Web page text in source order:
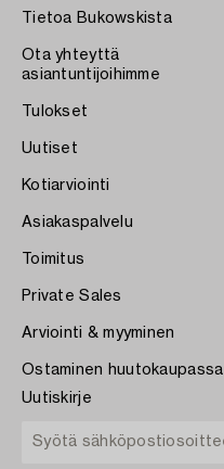
Tietoa Bukowskista
Ota yhteyttä
asiantuntijoihimme
Tulokset
Uutiset
Kotiarviointi
Asiakaspalvelu
Toimitus
Private Sales
Arviointi & myyminen
Ostaminen huutokaupassa
Uutiskirje